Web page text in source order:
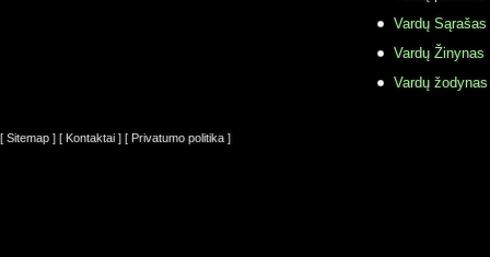
Vardų Sąrašas
Vardų Žinynas
Vardų
[ Sitemap ] [ Kontaktai ] [ Privatumo politika ]